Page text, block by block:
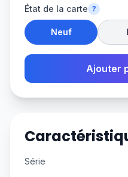
État de la carte ?
Neuf
Ajouter
Série